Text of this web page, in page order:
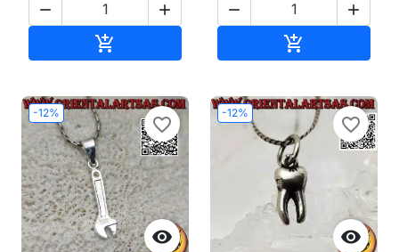
 

 

-12%

favorite_border
-12%

favorite_border